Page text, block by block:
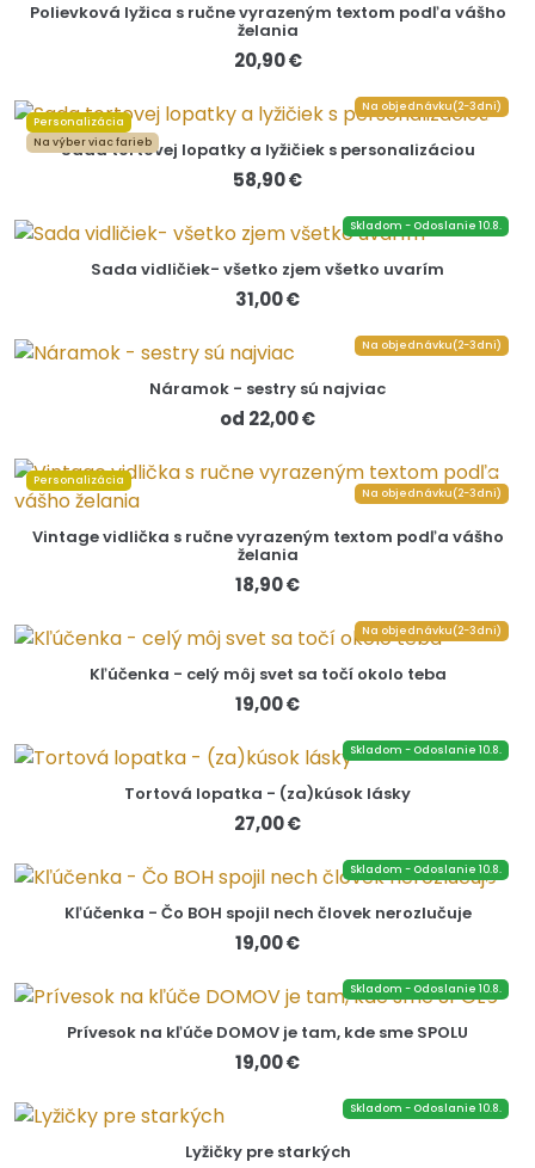
Polievková lyžica s ručne vyrazeným textom podľa vášho
želania
20,90 €
Personalizácia
Na výber viac farieb
Na objednávku(2-3dni)
Sada tortovej lopatky a lyžičiek s personalizáciou
58,90 €
Skladom - Odoslanie 10.8.
Sada vidličiek- všetko zjem všetko uvarím
31,00 €
Na objednávku(2-3dni)
Náramok - sestry sú najviac
od 22,00 €
Personalizácia
Na objednávku(2-3dni)
Vintage vidlička s ručne vyrazeným textom podľa vášho
želania
18,90 €
Na objednávku(2-3dni)
Kľúčenka - celý môj svet sa točí okolo teba
19,00 €
Skladom - Odoslanie 10.8.
Tortová lopatka - (za)kúsok lásky
27,00 €
Skladom - Odoslanie 10.8.
Kľúčenka - Čo BOH spojil nech človek nerozlučuje
19,00 €
Skladom - Odoslanie 10.8.
Prívesok na kľúče DOMOV je tam, kde sme SPOLU
19,00 €
Skladom - Odoslanie 10.8.
Lyžičky pre starkých